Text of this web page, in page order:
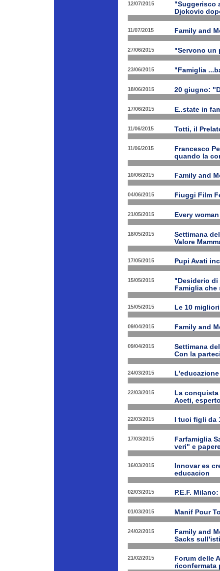
12/07/2015
"Suggerisco
Djokovic
11/07/2015 Family and
27/06/2015 "Servono un
23/06/2015 "Famiglia
18/06/2015 20 giugno:
17/06/2015 E..state in
11/06/2015 Totti, il
11/06/2015
Francesco
quando la
10/06/2015 Family and
04/06/2015 Fiuggi Film
21/05/2015 Every
18/05/2015
Settimana
Valore
17/05/2015 Pupi Avati
15/05/2015
"Desiderio di
Famiglia che
15/05/2015 Le 10
09/04/2015 Family and
09/04/2015
Settimana
Con la
24/03/2015
22/03/2015
La
Aceti,
22/03/2015 I tuoi figli da
17/03/2015
Farfamiglia
veri" e
16/03/2015
Innovar es
educacion
02/03/2015 P.E.F.
01/03/2015 Manif Pour
24/02/2015
Family and
Sacks
21/02/2015
Forum delle
riconfermata